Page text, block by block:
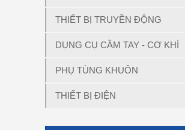
THIẾT BỊ TRUYỀN ĐỘNG
DỤNG CỤ CẦM TAY - CƠ KHÍ
PHỤ TÙNG KHUÔN
THIẾT BỊ ĐIỆN